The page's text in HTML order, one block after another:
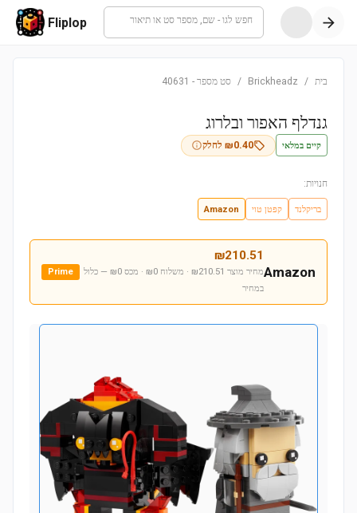
חפש לגו - שם, מספר סט או תיאור Fliplop
בית /
Brickheadz
/ סט מספר -
40631
גנדלף האפור ובלרוג
קיים במלאי ₪0.40 לחלק
חנויות:
בריקלנד קפטן טוי Amazon
Amazon
₪210.51
מחיר מוצר ₪210.51 · משלוח ₪0 · מכס ₪0
— כלול
במחיר
Prime